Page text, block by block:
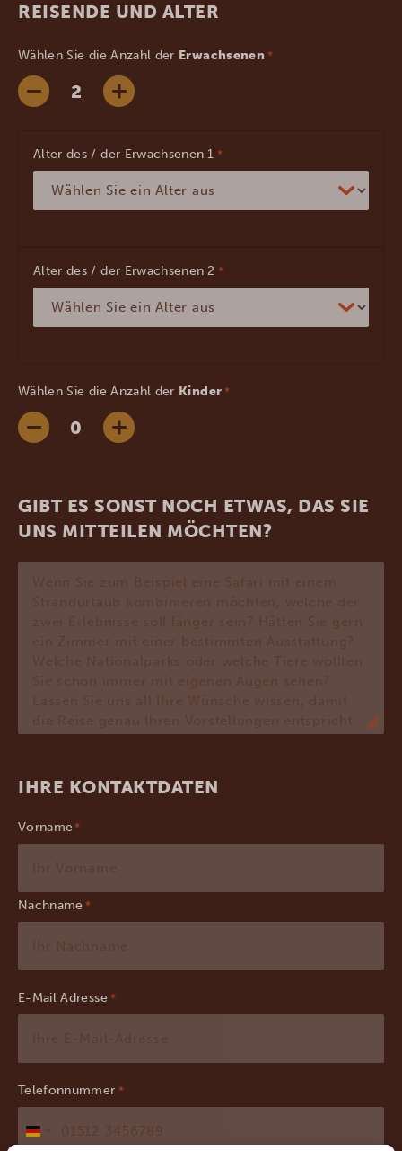
REISENDE UND ALTER
Wählen Sie die Anzahl der Erwachsenen *
Alter des / der Erwachsenen *
Alter des / der Erwachsenen *
Wählen Sie die Anzahl der Kinder *
GIBT ES SONST NOCH ETWAS, DAS SIE
UNS MITTEILEN MÖCHTEN?
IHRE KONTAKTDATEN
Vorname
Nachname
E-Mail Adresse *
Telefonnummer *
Deutschland